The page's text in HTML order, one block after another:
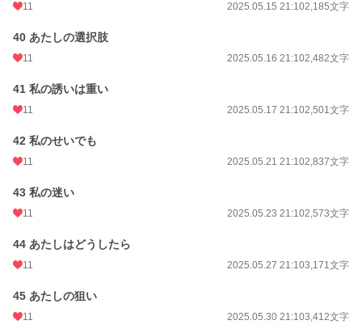
11 2025.05.15 21:102,185文字
40 あたしの選択肢
11 2025.05.16 21:102,482文字
41 私の誘いは重い
11 2025.05.17 21:102,501文字
42 私のせいでも
11 2025.05.21 21:102,837文字
43 私の迷い
11 2025.05.23 21:102,573文字
44 あたしはどうしたら
11 2025.05.27 21:103,171文字
45 あたしの狙い
11 2025.05.30 21:103,412文字